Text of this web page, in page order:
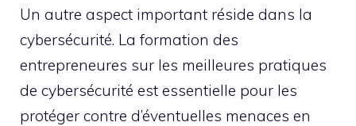
Un autre aspect important réside dans la
cybersécurité. La formation des
entrepreneures sur les meilleures pratiques
de cybersécurité est essentielle pour les
protéger contre d’éventuelles menaces en